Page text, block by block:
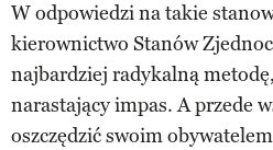
W odpowiedzi na takie
kierownictwo Stanów
najbardziej radykalną
narastający impas. A przede
oszczędzić swoim